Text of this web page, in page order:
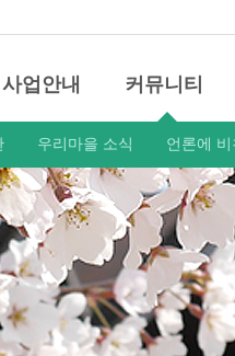
사업안내 커뮤니티
우리마을 소식 언론에